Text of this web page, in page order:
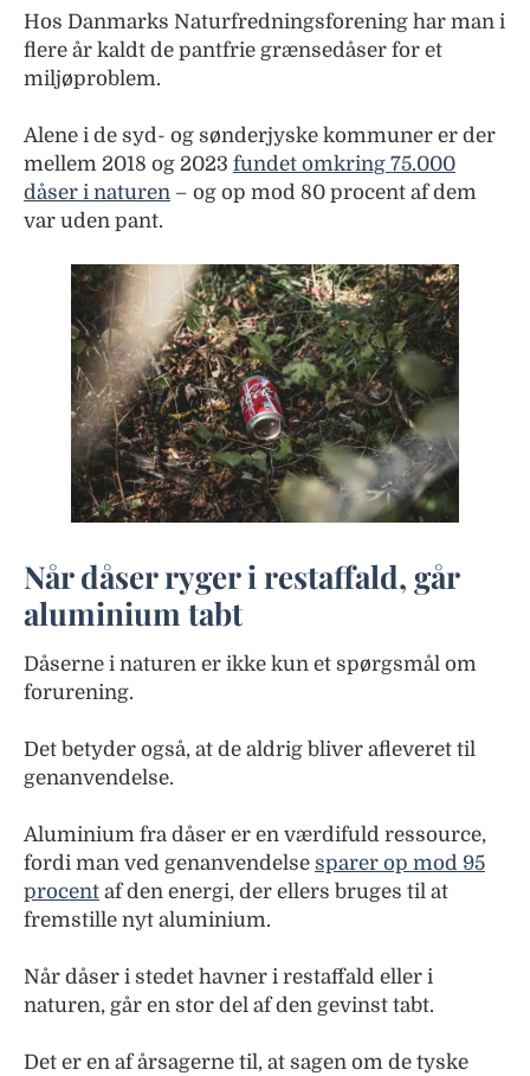
Hos Danmarks Naturfredningsforening har man i
flere år kaldt de pantfrie grænsedåser for et
miljøproblem.
Alene i de syd- og sønderjyske kommuner er der
mellem 2018 og 2023 fundet omkring 75.000
dåser i naturen – og op mod 80 procent af dem
var uden pant.
Når dåser ryger i restaffald, går
aluminium tabt
Dåserne i naturen er ikke kun et spørgsmål om
forurening.
Det betyder også, at de aldrig bliver afleveret til
genanvendelse.
Aluminium fra dåser er en værdifuld ressource,
fordi man ved genanvendelse sparer op mod 95
procent af den energi, der ellers bruges til at
fremstille nyt aluminium.
Når dåser i stedet havner i restaffald eller i
naturen, går en stor del af den gevinst tabt.
Det er en af årsagerne til, at sagen om de tyske